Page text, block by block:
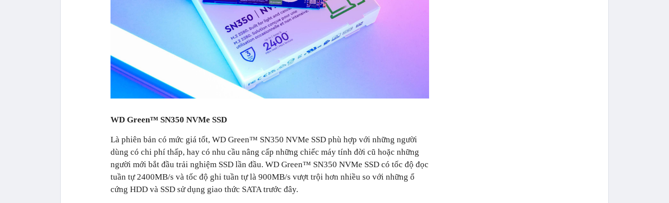
WD Green™ SN350 NVMe SSD
Là phiên bản có mức giá tốt, WD Green™ SN350 NVMe SSD phù hợp với những người
dùng có chi phí thấp, hay có nhu cầu nâng cấp những chiếc máy tính đời cũ hoặc những
người mới bắt đầu trải nghiệm SSD lần đầu. WD Green™ SN350 NVMe SSD có tốc độ đọc
tuần tự 2400MB/s và tốc độ ghi tuần tự là 900MB/s vượt trội hơn nhiều so với những ổ
cứng HDD và SSD sử dụng giao thức SATA trước đây.